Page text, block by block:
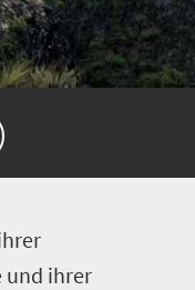
und ihrer